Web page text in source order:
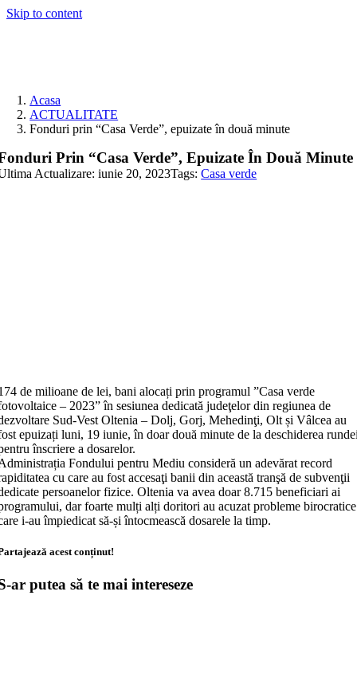
Skip to content
Acasa
ACTUALITATE
Fonduri prin “Casa Verde”, epuizate în două minute
Prin “Casa Verde”, Epuizate În Două Minute
Actualizare: iunie 20, 2023Tags:Casa verde
de milioane de lei, bani alocați prin programul ”Casa verde
– 2023” în sesiunea dedicată judeţelor din regiunea de
Sud-Vest Oltenia – Dolj, Gorj, Mehedinţi, Olt și Vâlcea au
epuizați luni, 19 iunie, în doar două minute de la deschiderea
înscriere a dosarelor.
Fondului pentru Mediu consideră un adevărat record
cu care au fost accesaţi banii din această tranşă de subvenţii
persoanelor fizice. Oltenia va avea doar 8.715 beneficiari ai
dar foarte mulți alți doritori au acuzat probleme birocratice
i-au împiedicat să-și întocmească dosarele la timp.
acest conținut!
ar putea să te mai intereseze